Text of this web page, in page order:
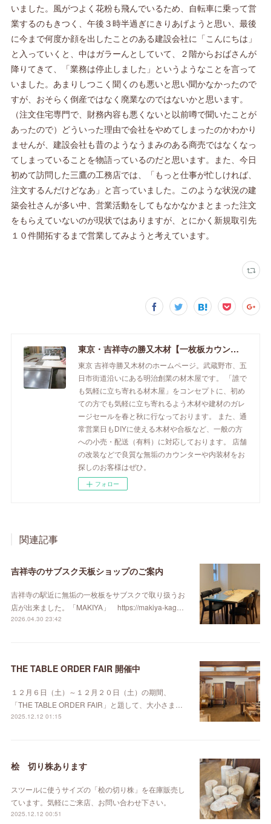
いました。風がつよく花粉も飛んでいるため、自転車に乗って営
業するのもきつく、午後３時半過ぎにきりあげようと思い、最後
に今まで何度か顔を出したことのある建設会社に「こんにちは」
と入っていくと、中はガラーんとしていて、２階からおばさんが
降りてきて、「業務は停止しました」というようなことを言って
いました。あまりしつこく聞くのも悪いと思い聞かなかったので
すが、おそらく倒産ではなく廃業なのではないかと思います。
（注文住宅専門で、財務内容も悪くないと以前噂で聞いたことが
あったので）どういった理由で会社をやめてしまったのかわかり
ませんが、建設会社も昔のようなうまみのある商売ではなくなっ
てしまっていることを物語っているのだと思います。また、今日
初めて訪問した三鷹の工務店では、「もっと仕事が忙しければ、
注文するんだけどなあ」と言っていました。このような状況の建
築会社さんが多い中、営業活動をしてもなかなかまとまった注文
をもらえていないのが現状ではありますが、とにかく新規取引先
１０件開拓するまで営業してみようと考えています。
東京・吉祥寺の勝又木材【一枚板カウンター】
東京 吉祥寺勝又木材のホームページ。武蔵野市、五
日市街道沿いにある明治創業の材木屋です。 「誰で
も気軽に立ち寄れる材木屋」をコンセプトに、初め
ての方でも気軽に立ち寄れるよう木材や建材のガレ
ージセールを春と秋に行なっております。 また、通
常営業日もDIYに使える木材や合板など、一般の方
への小売・配送（有料）に対応しております。 店舗
の改装などで良質な無垢のカウンターや内装材をお
探しのお客様はぜひ。
フォロー
関連記事
吉祥寺のサブスク天板ショップのご案内
吉祥寺の駅近に無垢の一枚板をサブスクで取り扱うお
店が出来ました。「MAKIYA」 https://makiya-kag…
2026.04.30 23:42
THE TABLE ORDER FAIR 開催中
１２月６日（土）～１２月２０日（土）の期間、
「THE TABLE ORDER FAIR」と題して、大小さま…
2025.12.12 01:15
桧 切り株あります
スツールに使うサイズの「桧の切り株」を在庫販売し
ています。気軽にご来店、お問い合わせ下さい。
2025.12.12 00:51